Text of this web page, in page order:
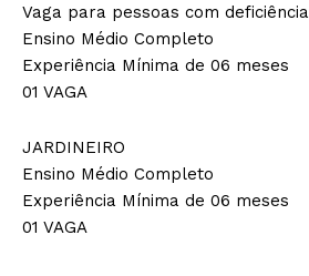
Vaga para pessoas com deficiência
Ensino Médio Completo
Experiência Mínima de 06 meses
01 VAGA
JARDINEIRO
Ensino Médio Completo
Experiência Mínima de 06 meses
01 VAGA